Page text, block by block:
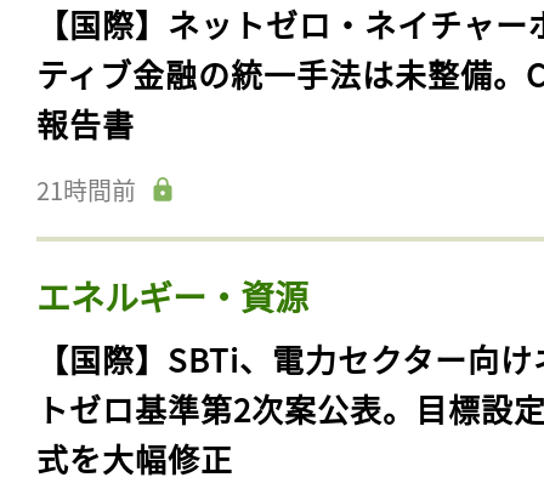
【国際】ネットゼロ・ネイチャー
ティブ金融の統一手法は未整備。
報告書
21時間前
エネルギー・資源
【国際】SBTi、電力セクター向
トゼロ基準第2次案公表。目標設
式を大幅修正